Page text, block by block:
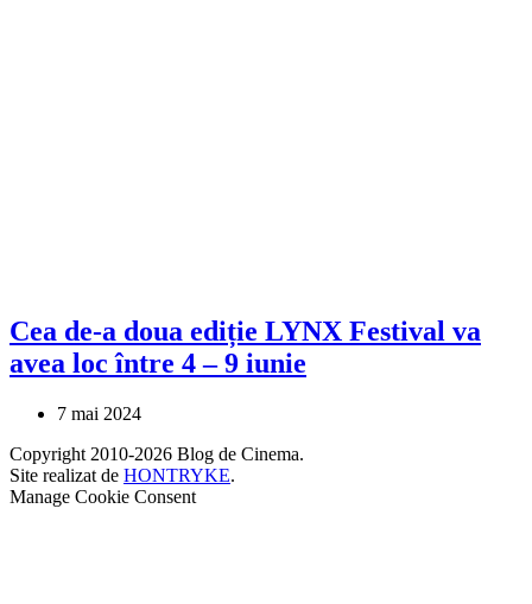
Cea de-a doua ediție LYNX Festival va
avea loc între 4 – 9 iunie
7 mai 2024
Copyright 2010-2026 Blog de Cinema.
Site realizat de HONTRYKE.
Manage Cookie Consent